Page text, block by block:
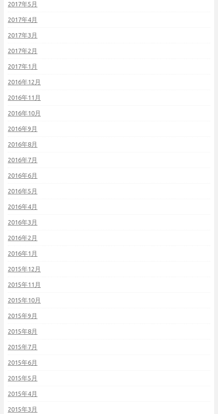
2017年5月
2017年4月
2017年3月
2017年2月
2017年1月
2016年12月
2016年11月
2016年10月
2016年9月
2016年8月
2016年7月
2016年6月
2016年5月
2016年4月
2016年3月
2016年2月
2016年1月
2015年12月
2015年11月
2015年10月
2015年9月
2015年8月
2015年7月
2015年6月
2015年5月
2015年4月
2015年3月